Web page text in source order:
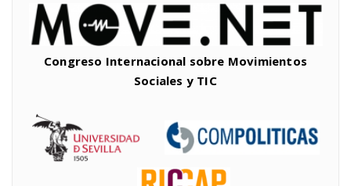
Congreso Internacional sobre Movimientos
Sociales y TIC